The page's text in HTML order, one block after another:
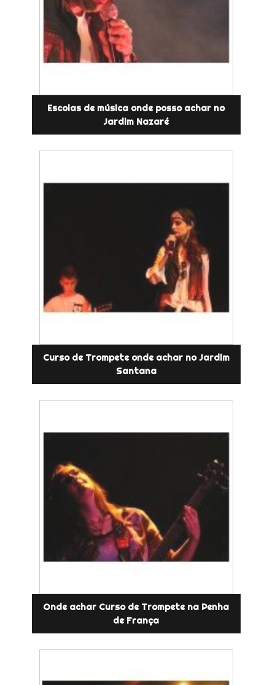
Escolas de música onde posso achar no
Jardim Nazaré
Curso de Trompete onde achar no Jardim
Santana
Onde achar Curso de Trompete na Penha
de França